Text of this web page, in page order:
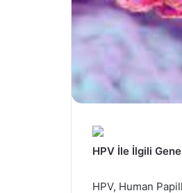
HPV İle İlgili
HPV, Human